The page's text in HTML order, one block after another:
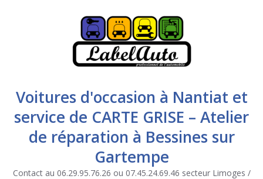
Voitures d'occasion à Nantiat et
service de CARTE GRISE – Atelier
de réparation à Bessines sur
Gartempe
Contact au 06.29.95.76.26 ou 07.45.24.69.46 secteur Limoges /